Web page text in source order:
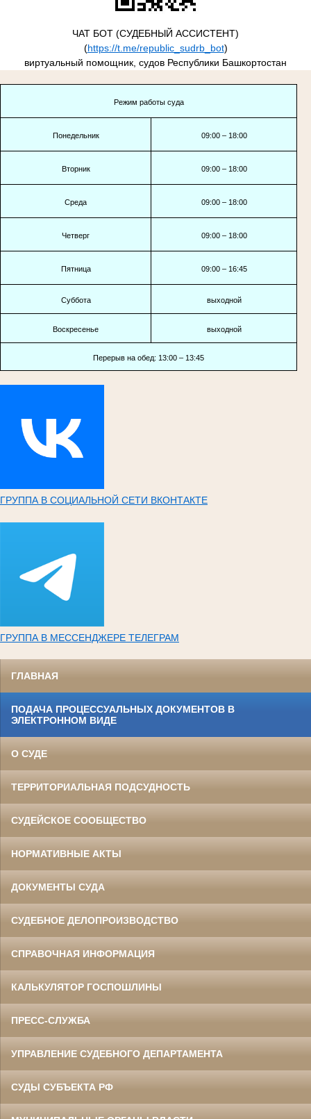
ЧАТ БОТ (СУДЕБНЫЙ АССИСТЕНТ)
(https://t.me/republic_sudrb_bot)
виртуальный помощник, судов Республики Башкортостан
Режим работы суда
Понедельник 09:00 – 18:00
Вторник 09:00 – 18:00
Среда 09:00 – 18:00
Четверг 09:00 – 18:00
Пятница 09:00 – 16:45
Суббота выходной
Воскресенье выходной
Перерыв на обед: 13:00 – 13:45
ГРУППА В СОЦИАЛЬНОЙ СЕТИ ВКОНТАКТЕ
ГРУППА В МЕССЕНДЖЕРЕ ТЕЛЕГРАМ
ГЛАВНАЯ
ПОДАЧА ПРОЦЕССУАЛЬНЫХ ДОКУМЕНТОВ В
ЭЛЕКТРОННОМ ВИДЕ
О СУДЕ
ТЕРРИТОРИАЛЬНАЯ ПОДСУДНОСТЬ
СУДЕЙСКОЕ СООБЩЕСТВО
НОРМАТИВНЫЕ АКТЫ
ДОКУМЕНТЫ СУДА
СУДЕБНОЕ ДЕЛОПРОИЗВОДСТВО
СПРАВОЧНАЯ ИНФОРМАЦИЯ
КАЛЬКУЛЯТОР ГОСПОШЛИНЫ
ПРЕСС-СЛУЖБА
УПРАВЛЕНИЕ СУДЕБНОГО ДЕПАРТАМЕНТА
СУДЫ СУБЪЕКТА РФ